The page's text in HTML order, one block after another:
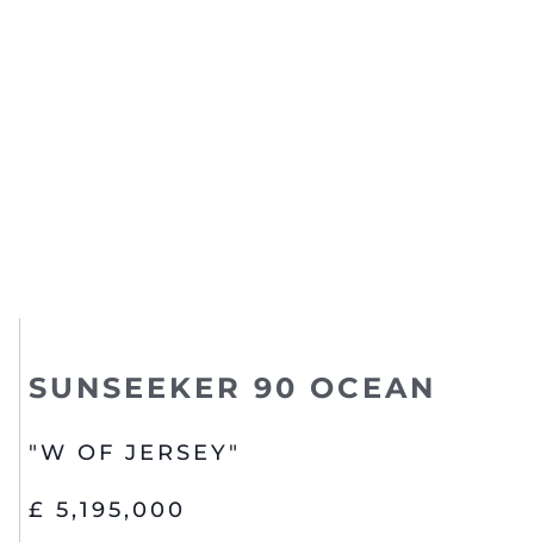
SUNSEEKER 90 OCEAN
"W OF JERSEY"
£ 5,195,000